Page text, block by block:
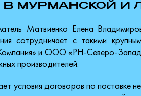
В МУРМАНСКОЙ И
Матвиенко Елена
сотрудничает с такими
и ООО «РН-Северо-
производителей.
условия договоров по поставке